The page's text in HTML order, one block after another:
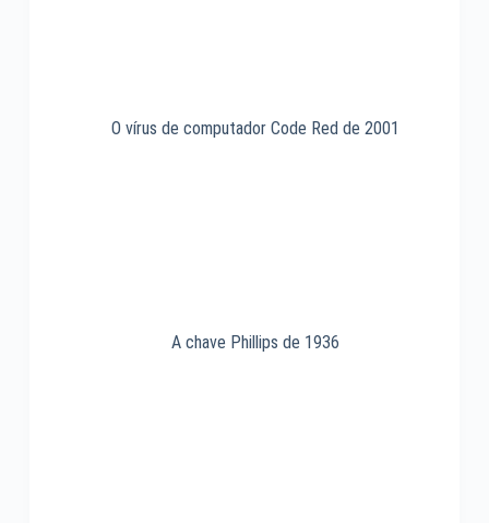
O vírus de computador Code Red de 2001
A chave Phillips de 1936